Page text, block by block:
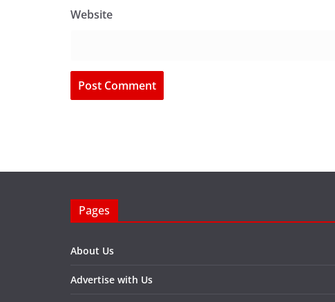
Website
Pages
About Us
Advertise with Us